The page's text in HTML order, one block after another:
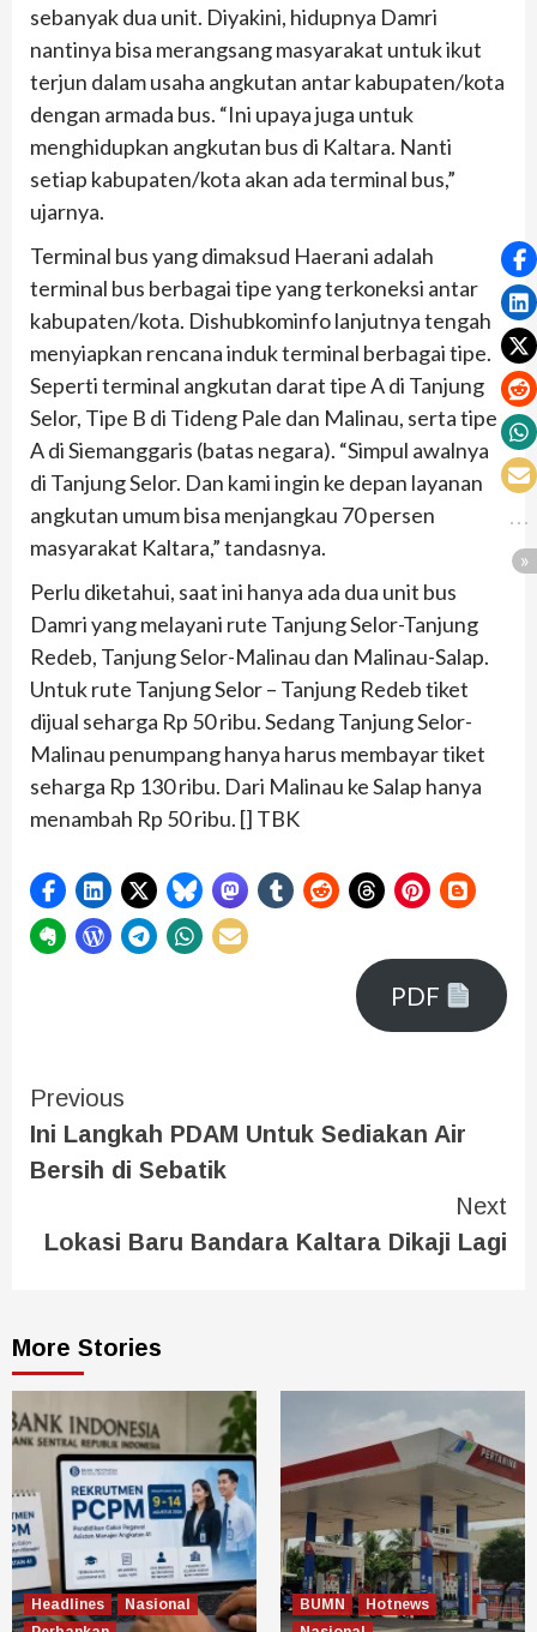
sebanyak dua unit. Diyakini, hidupnya Damri
nantinya bisa merangsang masyarakat untuk ikut
terjun dalam usaha angkutan antar kabupaten/kota
dengan armada bus. “Ini upaya juga untuk
menghidupkan angkutan bus di Kaltara. Nanti
setiap kabupaten/kota akan ada terminal bus,”
ujarnya.
Terminal bus yang dimaksud Haerani adalah
terminal bus berbagai tipe yang terkoneksi antar
kabupaten/kota. Dishubkominfo lanjutnya tengah
menyiapkan rencana induk terminal berbagai tipe.
Seperti terminal angkutan darat tipe A di Tanjung
Selor, Tipe B di Tideng Pale dan Malinau, serta tipe
A di Siemanggaris (batas negara). “Simpul awalnya
di Tanjung Selor. Dan kami ingin ke depan layanan
angkutan umum bisa menjangkau 70 persen
masyarakat Kaltara,” tandasnya.
Perlu diketahui, saat ini hanya ada dua unit bus
Damri yang melayani rute Tanjung Selor-Tanjung
Redeb, Tanjung Selor-Malinau dan Malinau-Salap.
Untuk rute Tanjung Selor – Tanjung Redeb tiket
dijual seharga Rp 50 ribu. Sedang Tanjung Selor-
Malinau penumpang hanya harus membayar tiket
seharga Rp 130 ribu. Dari Malinau ke Salap hanya
menambah Rp 50 ribu. [] TBK
PDF
Previous
Ini Langkah PDAM Untuk Sediakan Air
Bersih di Sebatik
Next
Lokasi Baru Bandara Kaltara Dikaji Lagi
More Stories
Headlines
Nasional
BUMN
Hotnews